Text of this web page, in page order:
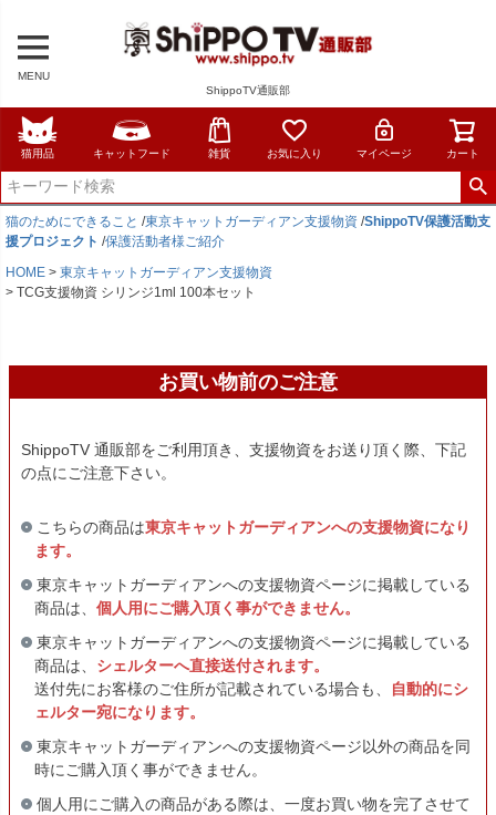
MENU
ShippoTV通販部
猫用品 キャットフード 雑貨 お気に入り マイページ カート
猫のためにできること /東京キャットガーディアン支援物資 /ShippoTV保護活動支
援プロジェクト /保護活動者様ご紹介
HOME
東京キャットガーディアン支援物資
TCG支援物資 シリンジ1ml 100本セット
お買い物前のご注意
ShippoTV 通販部をご利用頂き、支援物資をお送り頂く際、下記
の点にご注意下さい。
こちらの商品は東京キャットガーディアンへの支援物資になり
ます。
東京キャットガーディアンへの支援物資ページに掲載している
商品は、 個人用にご購入頂く事ができません。
東京キャットガーディアンへの支援物資ページに掲載している
商品は、 シェルターへ直接送付されます。
送付先にお客様のご住所が記載されている場合も、
自動的にシ
ェルター宛になります。
東京キャットガーディアンへの支援物資ページ以外の商品を同
時にご購入頂く事ができません。
個人用にご購入の商品がある際は、一度お買い物を完了させて